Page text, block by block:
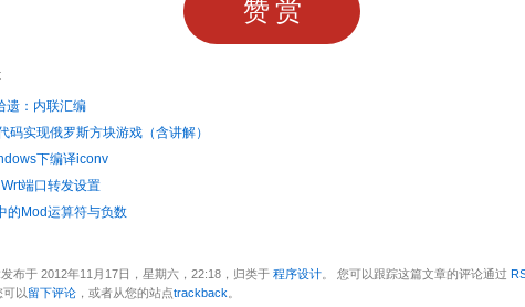
赞赏
遗：内联汇编
码实现俄罗斯方块游戏（含讲解）
下编译iconv
端口转发设置
的Mod运算符与负数
布于 2012年11月17日，星期六，22:18，归类于 程序设计 。 您可以跟踪这篇文章的评论通过
以 留下评论 ，或者从您的站点trackback